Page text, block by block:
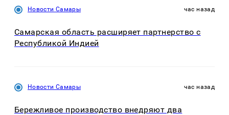
Новости Самары час назад
Самарская область расширяет партнерство с
Республикой Индией
Новости Самары час назад
Бережливое производство внедряют два